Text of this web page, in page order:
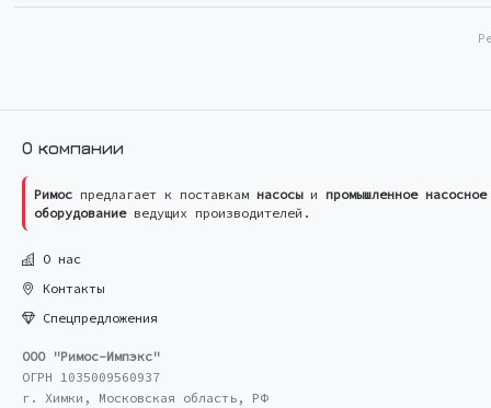
О компании
Римос предлагает к поставкам насосыи промышленное насосное
оборудованиеведущих производителей.
О нас
Контакты
Спецпредложения
ООО "Римос-Импэкс"
ОГРН 1035009560937
г. Химки, Московская область, РФ